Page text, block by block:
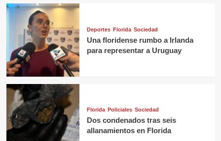
Deportes Florida Sociedad
Una floridense rumbo a Irlanda
para representar a Uruguay
Florida Policiales Sociedad
Dos condenados tras seis
allanamientos en Florida